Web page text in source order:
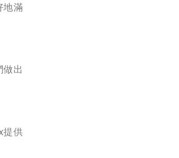
滿
出
提供